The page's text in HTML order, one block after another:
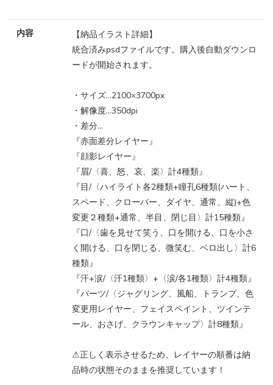
内容
【納品イラスト詳細】
統合済みpsdファイルです。購入後自動ダウンロ
ードが開始されます。
・サイズ…2100×3700px
・解像度…350dpi
・差分…
『赤面差分レイヤー』
『顔影レイヤー』
『眉/〈喜、怒、哀、楽〉計4種類』
『目/〈ハイライト各2種類+瞳孔6種類(ハート、
スペード、クローバー、ダイヤ、通常、縦)+色
変更２種類+通常、半目、閉じ目〉計15種類』
『口/〈歯を見せて笑う、口を開ける、口を小さ
く開ける、口を閉じる、微笑む、ベロ出し〉計6
種類』
『汗+涙/〈汗1種類〉+〈涙/各1種類〉計4種類』
『パーツ/〈ジャグリング、風船、トランプ、色
変更用レイヤー、フェイスペイント、ツインテ
ール、おさげ、クラウンキャップ〉計8種類』
⚠正しく表示させるため、レイヤーの順番は納
品時の状態そのままを推奨しています！